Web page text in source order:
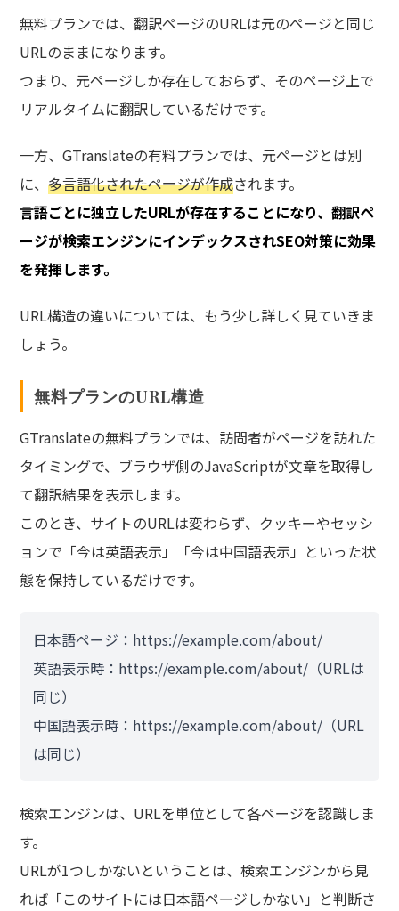
無料プランでは、翻訳ページのURLは元のページと同じ
URLのままになります。
つまり、元ページしか存在しておらず、そのページ上で
リアルタイムに翻訳しているだけです。
一方、GTranslateの有料プランでは、元ページとは別
に、多言語化されたページが作成されます。
言語ごとに独立したURLが存在することになり、翻訳ペ
ージが検索エンジンにインデックスされSEO対策に効果
を発揮します。
URL構造の違いについては、もう少し詳しく見ていきま
しょう。
無料プランのURL構造
GTranslateの無料プランでは、訪問者がページを訪れた
タイミングで、ブラウザ側のJavaScriptが文章を取得し
て翻訳結果を表示します。
このとき、サイトのURLは変わらず、クッキーやセッシ
ョンで「今は英語表示」「今は中国語表示」といった状
態を保持しているだけです。
日本語ページ：https://example.com/about/
英語表示時：https://example.com/about/（URLは
同じ）
中国語表示時：https://example.com/about/（URL
は同じ）
検索エンジンは、URLを単位として各ページを認識しま
す。
URLが1つしかないということは、検索エンジンから見
れば「このサイトには日本語ページしかない」と判断さ